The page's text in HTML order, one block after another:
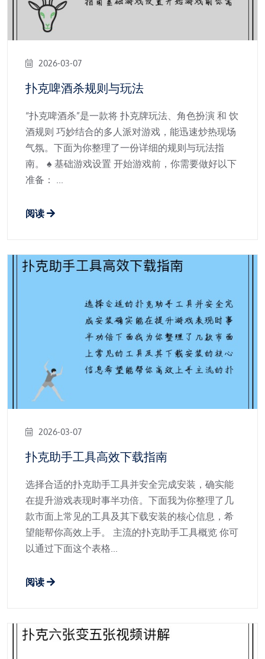
2026-03-07
扑克啤酒杀规则与玩法
“扑克啤酒杀”是一款将 扑克牌玩法、角色扮演 和 饮
酒规则 巧妙结合的多人派对游戏，能迅速炒热现场
气氛。下面为你整理了一份详细的规则与玩法指
南。 ♠️ 基础游戏设置 开始游戏前，你需要做好以下
准备： ...
阅读
2026-03-07
扑克助手工具高效下载指南
选择合适的扑克助手工具并安全完成安装，确实能
在提升游戏表现时事半功倍。下面我为你整理了几
款市面上常见的工具及其下载安装的核心信息，希
望能帮你高效上手。 主流的扑克助手工具概览 你可
以通过下面这个表格...
阅读